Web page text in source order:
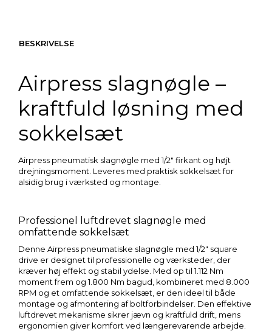
BESKRIVELSE
Airpress slagnøgle –
kraftfuld løsning med
sokkelsæt
Airpress pneumatisk slagnøgle med 1/2″ firkant og højt
drejningsmoment. Leveres med praktisk sokkelsæt for
alsidig brug i værksted og montage.
Professionel luftdrevet slagnøgle med
omfattende sokkelsæt
Denne Airpress pneumatiske slagnøgle med 1/2″ square
drive er designet til professionelle og værksteder, der
kræver høj effekt og stabil ydelse. Med op til 1.112 Nm
moment frem og 1.800 Nm bagud, kombineret med 8.000
RPM og et omfattende sokkelsæt, er den ideel til både
montage og afmontering af boltforbindelser. Den effektive
luftdrevet mekanisme sikrer jævn og kraftfuld drift, mens
ergonomien giver komfort ved længerevarende arbejde.